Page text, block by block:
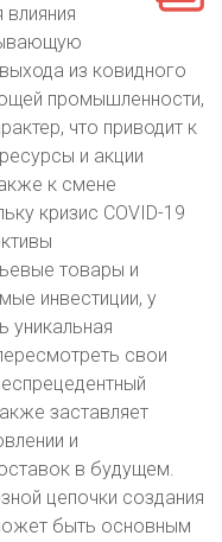
из ковидного
промышленности,
что приводит к
и акции
к смене
кризис COVID-19
товары и
инвестиции, у
уникальная
свои
заставляет
и
в будущем.
цепочки создания
быть основным